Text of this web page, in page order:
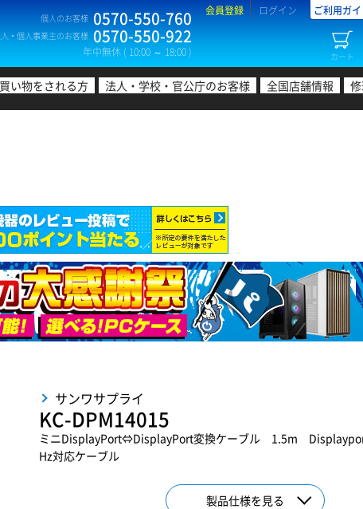
個人のお客様 0570-550-760
・個人事業主のお客様 0570-550-922
年中無休 ( 10:00 ～ 18:00 )
会員登録 ログイン ご利用ガ
カート
い物をされる方 法人・学校・官公庁のお客様 全国店舗情報
サンワサプライ
KC-DPM14015
ミニDisplayPort⇔DisplayPort変換ケーブル 1.5m
Hz対応ケーブル
製品仕様を見る